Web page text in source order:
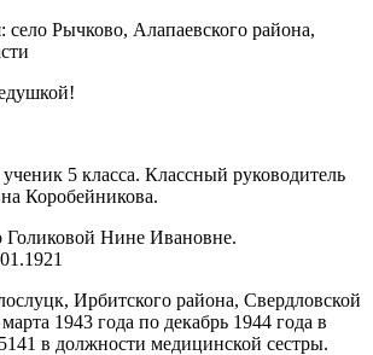
село Рычково, Алапаевского района,
5 класса. Классный руководитель
Коробейникова.
Голиковой Нине Ивановне.
Ирбитского района, Свердловской
1943 года по декабрь 1944 года в
в должности медицинской сестры.